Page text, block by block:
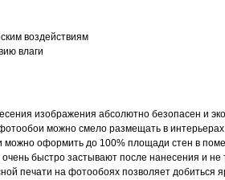
воздействиям
влаги
изображения абсолютно безопасен и
можно смело размещать в
можно оформить до 100% площади стен в
быстро застывают после нанесения и не
печати на фотообоях позволяет добиться